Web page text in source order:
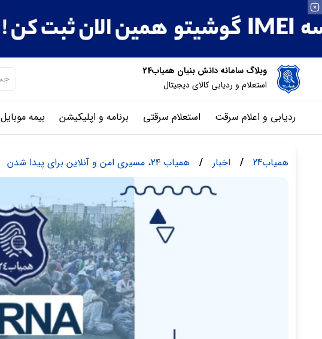
وبلاگ سامانه دانش بنیان همیاب24
استعلام و ردیابی کالای دیجیتال
ردیابی و اعلام سرقت استعلام سرقتی برنامه و اپلیکیشن بیمه موبایل
همیاب24 / اخبار / همیاب ۲۴، مسیری امن و آنلاین برای پیدا شدن